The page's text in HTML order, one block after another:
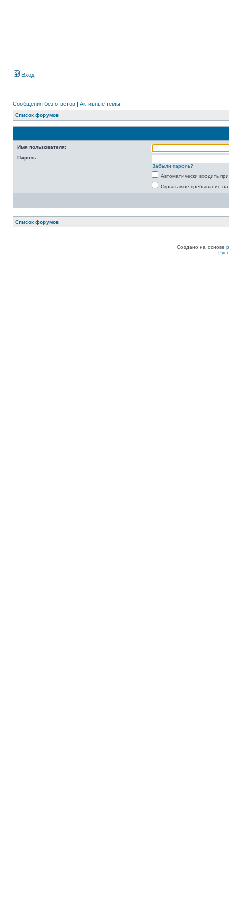
Вход
Сообщения без ответов | Активные темы
Список форумов
Имя пользователя:
Пароль:
Забыли пароль?
Автоматически входить
Скрыть мое пребывание
Список форумов
Создано на основе